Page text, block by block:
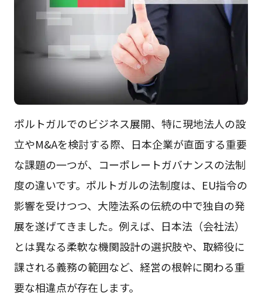
ポルトガルでのビジネス展開、特に現地法人の設
立やM&Aを検討する際、日本企業が直面する重要
な課題の一つが、コーポレートガバナンスの法制
度の違いです。ポルトガルの法制度は、EU指令の
影響を受けつつ、大陸法系の伝統の中で独自の発
展を遂げてきました。例えば、日本法（会社法）
とは異なる柔軟な機関設計の選択肢や、取締役に
課される義務の範囲など、経営の根幹に関わる重
要な相違点が存在します。